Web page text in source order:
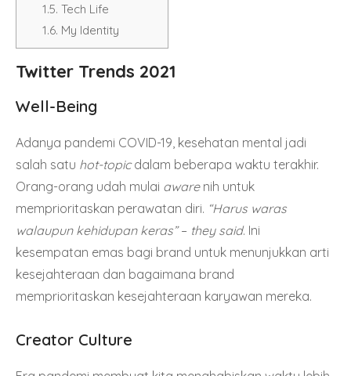
1.5. Tech Life
1.6. My Identity
Twitter Trends 2021
Well-Being
Adanya pandemi COVID-19, kesehatan mental jadi
salah satu hot-topicdalam beberapa waktu terakhir.
Orang-orang udah mulai awarenih untuk
memprioritaskan perawatan diri. “Harus waras
walaupun kehidupan keras”– they said. Ini
kesempatan emas bagi brand untuk menunjukkan arti
kesejahteraan dan bagaimana brand
memprioritaskan kesejahteraan karyawan mereka.
Creator Culture